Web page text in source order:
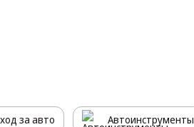
за авто Автоинструменты